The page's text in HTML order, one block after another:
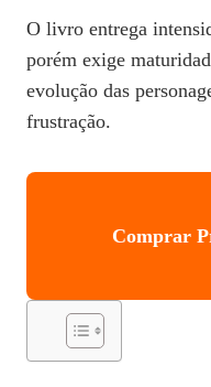
O livro entrega
porém exige
evolução das
frustração.
Comprar